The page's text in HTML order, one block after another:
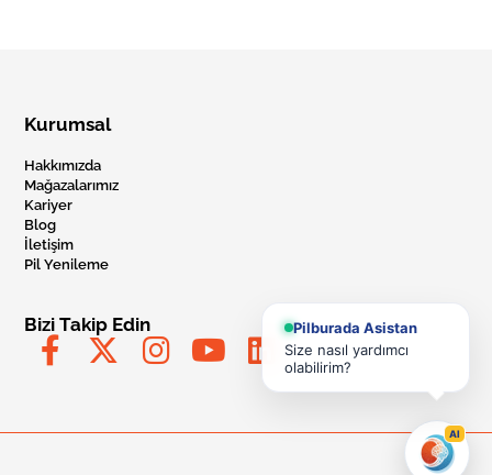
Kurumsal
Hakkımızda
Mağazalarımız
Kariyer
Blog
İletişim
Pil Yenileme
Bizi Takip Edin
Pilburada Asistan
Size nasıl yardımcı
olabilirim?
AI